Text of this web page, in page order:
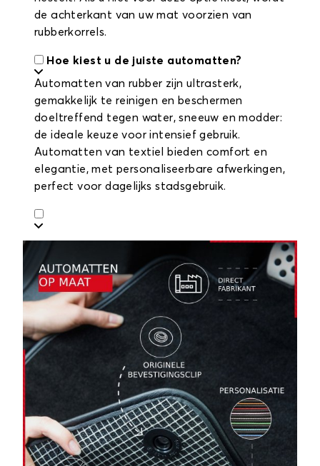
de achterkant van uw mat voorzien van
rubberkorrels.
Hoe kiest u de juiste automatten?
Automatten van rubber zijn ultrasterk,
gemakkelijk te reinigen en beschermen
doeltreffend tegen water, sneeuw en modder:
de ideale keuze voor intensief gebruik.
Automatten van textiel bieden comfort en
elegantie, met personaliseerbare afwerkingen,
perfect voor dagelijks stadsgebruik.